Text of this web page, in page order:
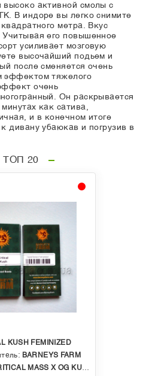
высоко активной смолы с
В индоре вы легко снимите
метра. Вкус
его повышенное
усиливает мозговую
высочайший подьем и
после сменяется очень
эффектом тяжелого
очень
Он раскрывается
как сатива,
и в конечном итоге
дивану убаюкав и погрузив в
ТОП 20
KUSH FEMINIZED
BARNEYS FARM
MASS X OG KUSH